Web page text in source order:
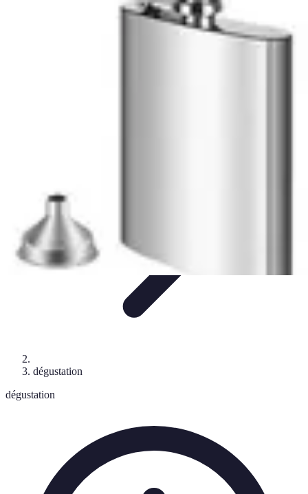
Guide de DégustationAccords
Accords Mets et
dégustation
dégustation